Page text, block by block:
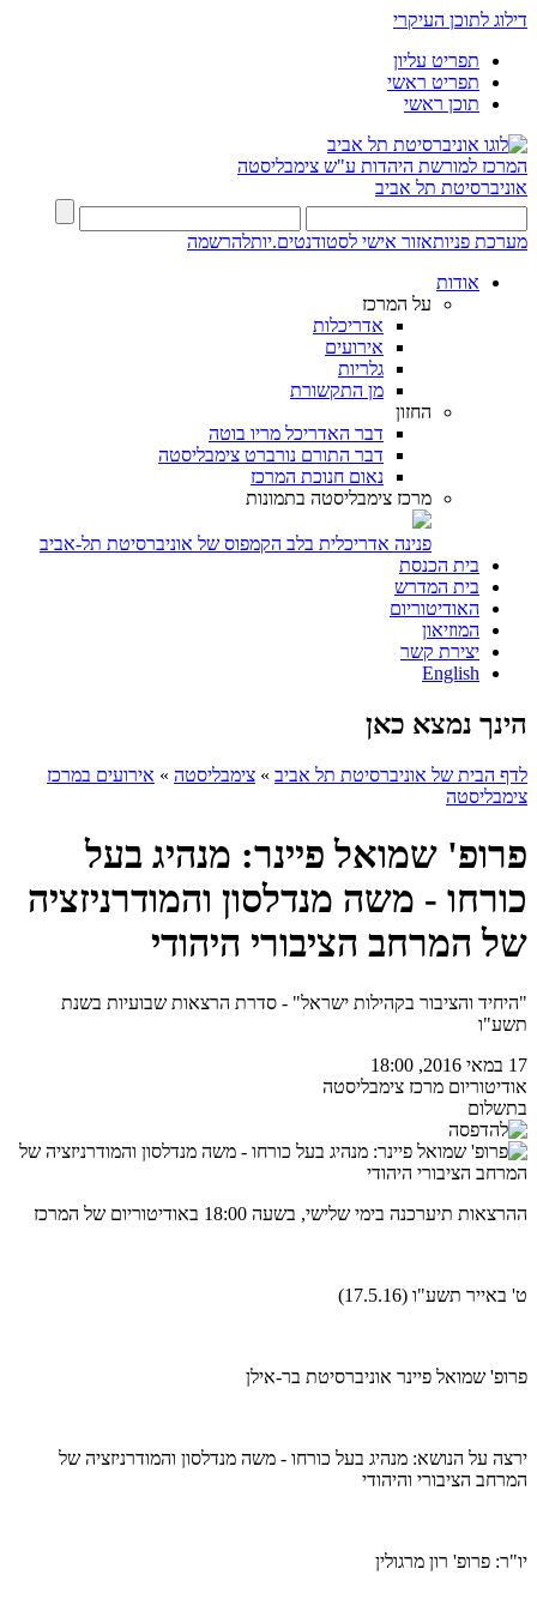
דילוג לתוכן העיקרי
תפריט עליון
תפריט ראשי
תוכן ראשי
המרכז למורשת היהדות ע"ש צימבליסטה
אוניברסיטת תל אביב
מערכת פניותאזור אישי לסטודנטים.יותלהרשמה
אודות
על המרכז
אדריכלות
אירועים
גלריות
מן התקשורת
החזון
דבר האדריכל מריו בוטה
דבר התורם נורברט צימבליסטה
נאום חנוכת המרכז
מרכז צימבליסטה בתמונות
פנינה אדריכלית בלב הקמפוס של אוניברסיטת תל-אביב
בית הכנסת
בית המדרש
האודיטוריום
המוזיאון
יצירת קשר
English
הינך נמצא כאן
לדף הבית של אוניברסיטת תל אביב » צימבליסטה » אירועים במרכז
צימבליסטה
פרופ' שמואל פיינר: מנהיג בעל
כורחו - משה מנדלסון והמודרניזציה
של המרחב הציבורי היהודי
"היחיד והציבור בקהילות ישראל" - סדרת הרצאות שבועיות בשנת
תשע"ו
17 במאי 2016, 18:00
אודיטוריום מרכז צימבליסטה
בתשלום
ההרצאות תיערכנה בימי שלישי, בשעה 18:00 באודיטוריום של המרכז
ט' באייר תשע"ו (17.5.16)
פרופ' שמואל פיינר אוניברסיטת בר-אילן
ירצה על הנושא: מנהיג בעל כורחו - משה מנדלסון והמודרניזציה של
המרחב הציבורי והיהודי
יו"ר: פרופ' רון מרגולין